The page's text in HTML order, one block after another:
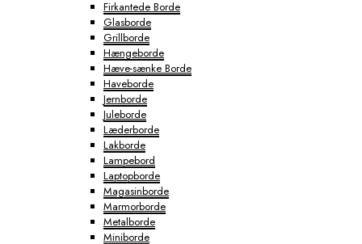
Firkantede Borde
Glasborde
Grillborde
Hængeborde
Hæve-sænke Borde
Haveborde
Jernborde
Juleborde
Læderborde
Lakborde
Lampebord
Laptopborde
Magasinborde
Marmorborde
Metalborde
Miniborde